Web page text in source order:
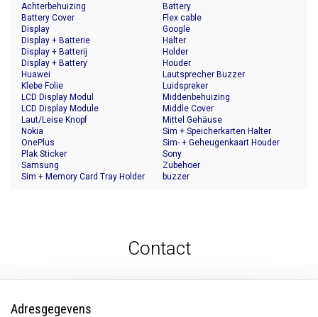
Achterbehuizing
Battery
Battery Cover
Display
Display + Batterie
Display + Batterij
Display + Battery
Flex cable
Google
Halter
Holder
Houder
Huawei
Klebe Folie
LCD Display Modul
LCD Display Module
Laut/Leise Knopf
Lautsprecher Buzzer
Luidspreker
Middenbehuizing
Middle Cover
Mittel Gehäuse
Nokia
OnePlus
Plak Sticker
Samsung
Sim + Memory Card Tray Holder
Sim + Speicherkarten Halter
Sim- + Geheugenkaart Houder
Sony
Zubehoer
buzzer
Contact
Adresgegevens